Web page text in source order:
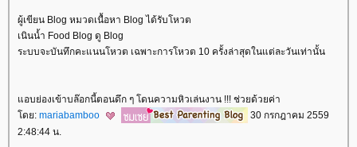
ผู้เขียน Blog หมวดเนื้อหา Blog ได้รับโหวต
เนินน้ำ Food Blog ดู Blog
ระบบจะบันทึกคะแนนโหวต เฉพาะการโหวต 10 ครั้งล่าสุดในแต่ละวันเท่านั้น
อบย่องเข้าบล๊อกนี้ตอนดึก ๆ โดนความหิวเล่นงาน !!! ช่วยด้วยค่า
ดย: mariabamboo
30 กรกฎาคม 2559
2:48:44 น.